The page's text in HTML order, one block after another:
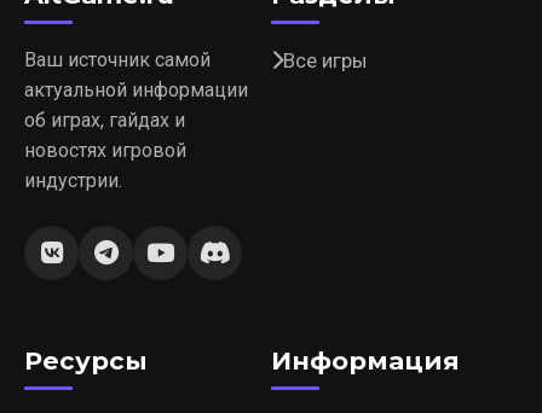
Ваш источник самой
актуальной информации
об играх, гайдах и
новостях игровой
индустрии.
Все игры
Ресурсы Информация